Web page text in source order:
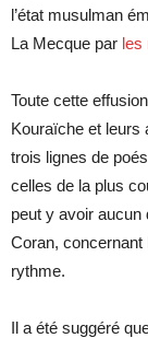
l’état musulman
La Mecque par les
Toute cette
Kouraïche et leurs
trois lignes de
celles de la plus
peut y avoir aucun
Coran,
rythme.
Il a été suggéré